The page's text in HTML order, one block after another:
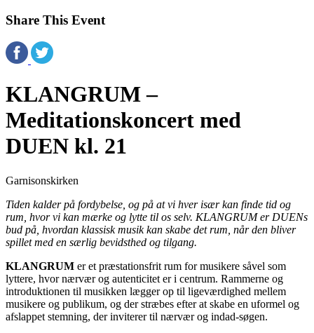
Share This Event
KLANGRUM –
Meditationskoncert med
DUEN kl. 21
Garnisonskirken
Tiden kalder på fordybelse, og på at vi hver især kan finde tid og
rum, hvor vi kan mærke og lytte til os selv. KLANGRUM er DUENs
bud på, hvordan klassisk musik kan skabe det rum, når den bliver
spillet med en særlig bevidsthed og tilgang.
KLANGRUM er et præstationsfrit rum for musikere såvel som
lyttere, hvor nærvær og autenticitet er i centrum. Rammerne og
introduktionen til musikken lægger op til ligeværdighed mellem
musikere og publikum, og der stræbes efter at skabe en uformel og
afslappet stemning, der inviterer til nærvær og indad-søgen.